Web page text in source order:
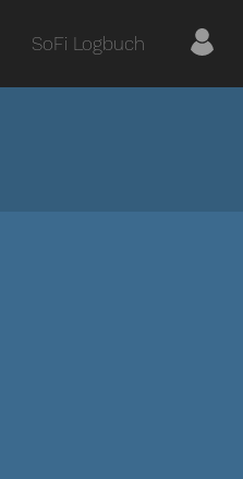
SoFi Logbuch